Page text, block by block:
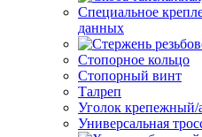
Специальное
данных
Стопорное кольцо
Стопорный винт
Талреп
Уголок крепежный/
Универсальная